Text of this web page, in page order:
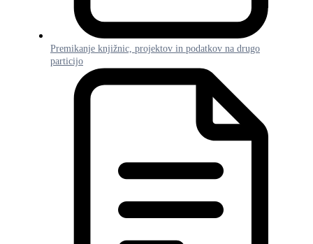
Premikanje knjižnic, projektov in podatkov na drugo
particijo